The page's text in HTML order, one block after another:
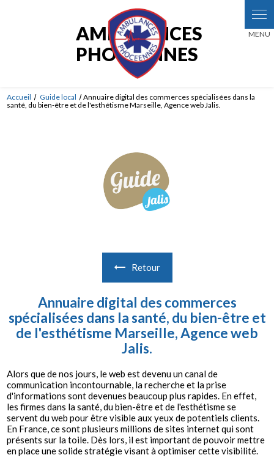
AMBULANCES
PHOCÉENNES
Accueil Guide local
Annuaire digital des commerces spécialisées dans la
santé, du bien-être et de l'esthétisme Marseille, Agence web Jalis.
Retour
Annuaire digital des commerces
spécialisées dans la santé, du bien-être et
de l'esthétisme Marseille, Agence web
Jalis.
Alors que de nos jours, le web est devenu un canal de
communication incontournable, la recherche et la prise
d'informations sont devenues beaucoup plus rapides. En effet,
les firmes dans la santé, du bien-être et de l'esthétisme se
servent du web pour être visible aux yeux de potentiels clients.
En France, ce sont plusieurs millions de sites internet qui sont
présents sur la toile. Dès lors, il est important de pouvoir mettre
en place une solide stratégie visant à optimiser cette visibilité.